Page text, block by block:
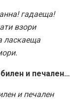
гадаеща!
взори
ласкаеща
и печален…
и печален